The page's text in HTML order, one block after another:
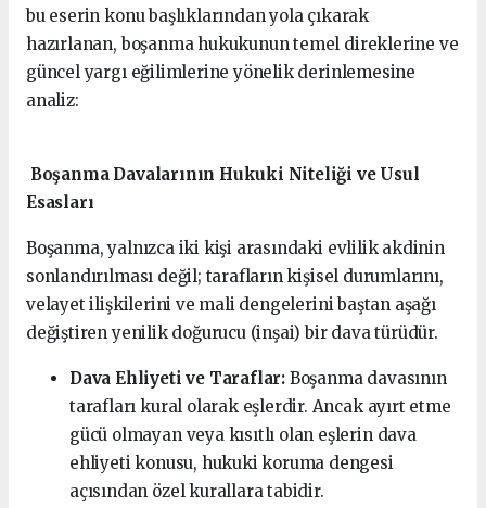
bu eserin konu başlıklarından yola çıkarak
hazırlanan, boşanma hukukunun temel direklerine ve
güncel yargı eğilimlerine yönelik derinlemesine
analiz:
Boşanma Davalarının Hukuki Niteliği ve Usul
Esasları
Boşanma, yalnızca iki kişi arasındaki evlilik akdinin
sonlandırılması değil; tarafların kişisel durumlarını,
velayet ilişkilerini ve mali dengelerini baştan aşağı
değiştiren yenilik doğurucu (inşai) bir dava türüdür.
Dava Ehliyeti ve Taraflar: Boşanma davasının
tarafları kural olarak eşlerdir. Ancak ayırt etme
gücü olmayan veya kısıtlı olan eşlerin dava
ehliyeti konusu, hukuki koruma dengesi
açısından özel kurallara tabidir.